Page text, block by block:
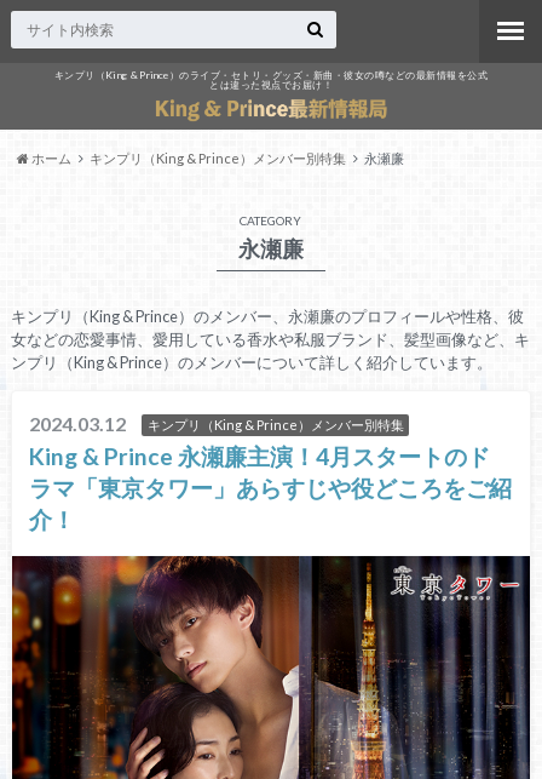
キンプリ（King & Prince）のライブ・セトリ・グッズ・新曲・彼女の噂などの最新情報を公式
とは違った視点でお届け！
ホーム キンプリ（King & Prince）メンバー別特集 永瀬廉
CATEGORY
永瀬廉
キンプリ（King & Prince）のメンバー、永瀬廉のプロフィールや性格、彼
女などの恋愛事情、愛用している香水や私服ブランド、髪型画像など、キ
ンプリ（King & Prince）のメンバーについて詳しく紹介しています。
2024.03.12 キンプリ（King & Prince）メンバー別特集
King & Prince 永瀬廉主演！4月スタートのド
ラマ「東京タワー」あらすじや役どころをご紹
介！